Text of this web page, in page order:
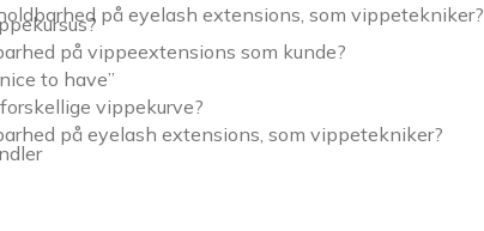
på eyelash extensions, som vippetekniker?
på vippeextensions som kunde?
to have”
vippekurve?
på eyelash extensions, som vippetekniker?